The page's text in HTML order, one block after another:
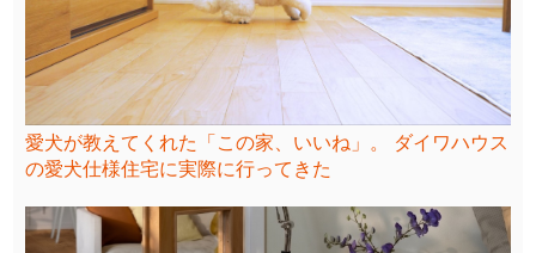
愛犬が教えてくれた「この家、いいね」。 ダイワハウス
の愛犬仕様住宅に実際に行ってきた